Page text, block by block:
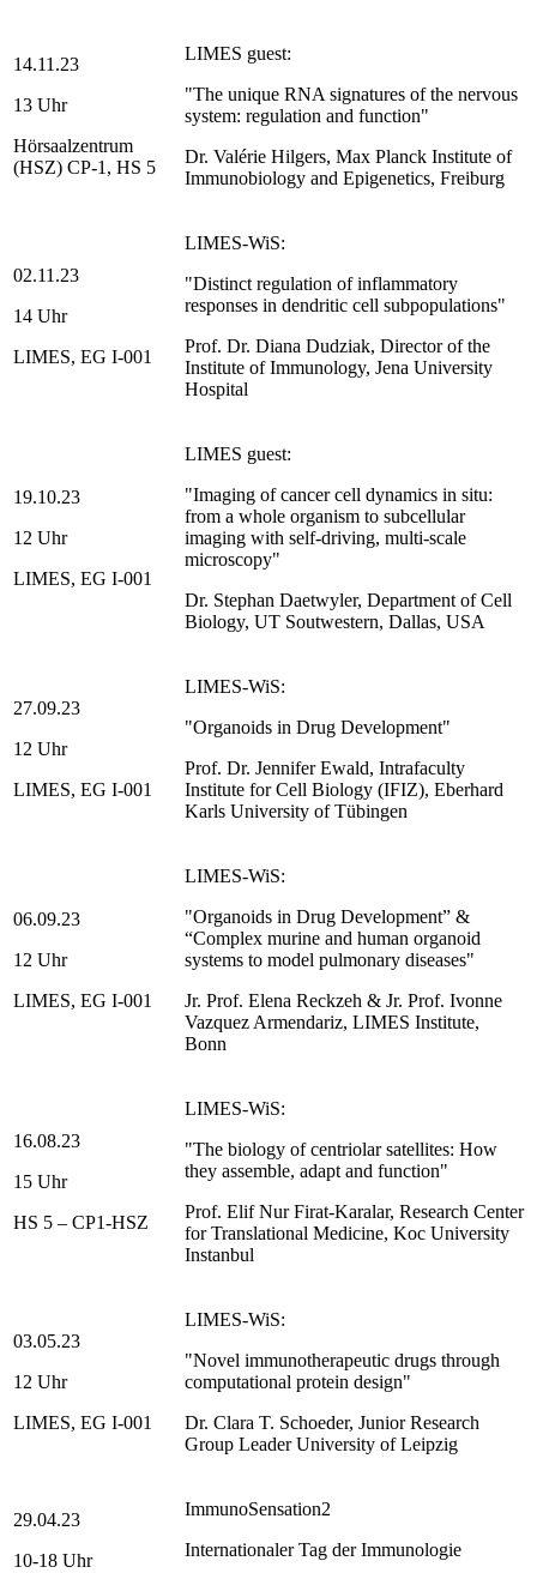
14.11.23
13 Uhr
Hörsaalzentrum
(HSZ) CP-1, HS 5
LIMES guest:
"The unique RNA signatures of the nervous
system: regulation and function"
Dr. Valérie Hilgers, Max Planck Institute of
Immunobiology and Epigenetics, Freiburg
02.11.23
14 Uhr
LIMES, EG I-001
LIMES-WiS:
"Distinct regulation of inflammatory
responses in dendritic cell subpopulations"
Prof. Dr. Diana Dudziak, Director of the
Institute of Immunology, Jena University
Hospital
19.10.23
12 Uhr
LIMES, EG I-001
LIMES guest:
"Imaging of cancer cell dynamics in situ:
from a whole organism to subcellular
imaging with self-driving, multi-scale
microscopy"
Dr. Stephan Daetwyler, Department of Cell
Biology, UT Soutwestern, Dallas, USA
27.09.23
12 Uhr
LIMES, EG I-001
LIMES-WiS:
"Organoids in Drug Development"
Prof. Dr. Jennifer Ewald, Intrafaculty
Institute for Cell Biology (IFIZ), Eberhard
Karls University of Tübingen
06.09.23
12 Uhr
LIMES, EG I-001
LIMES-WiS:
"Organoids in Drug Development” &
“Complex murine and human organoid
systems to model pulmonary diseases"
Jr. Prof. Elena Reckzeh & Jr. Prof. Ivonne
Vazquez Armendariz, LIMES Institute,
Bonn
16.08.23
15 Uhr
HS 5 – CP1-HSZ
LIMES-WiS:
"The biology of centriolar satellites: How
they assemble, adapt and function"
Prof. Elif Nur Firat-Karalar, Research Center
for Translational Medicine, Koc University
Instanbul
03.05.23
12 Uhr
LIMES, EG I-001
LIMES-WiS:
"Novel immunotherapeutic drugs through
computational protein design"
Dr. Clara T. Schoeder, Junior Research
Group Leader University of Leipzig
29.04.23
10-18 Uhr
ImmunoSensation2
Internationaler Tag der Immunologie